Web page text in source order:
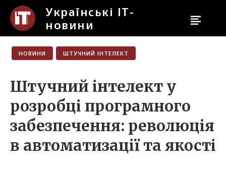
Українські ІТ-новини
Новини
Українські ІТ-
новини
НОВИНИ ШТУЧНИЙ ІНТЕЛЕКТ
Штучний інтелект у
розробці програмного
забезпечення: революція
в автоматизації та якості